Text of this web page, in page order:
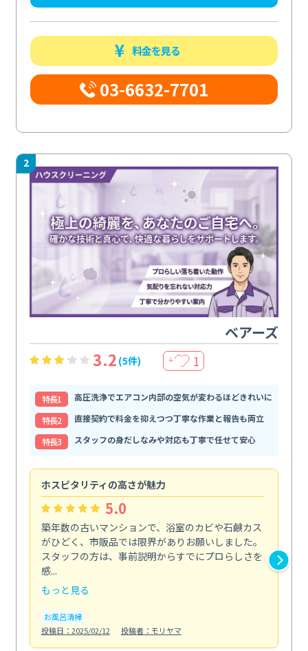
料金を見る
03-6632-7701
2
ベアーズ
3.2 (5件) ＋ 1
特⻑1
高圧洗浄でエアコン内部の空気が変わるほどきれいに
特⻑2
直接契約で料金を抑えつつ丁寧な作業と報告も両立
特⻑3
スタッフの身だしなみや対応も丁寧で任せて安心
ホスピタリティの高さが魅力
5.0
築年数の古いマンションで、浴室のカビや石鹸カス
がひどく、市販品では限界がありお願いしました。
スタッフの方は、事前説明からすでにプロらしさを
感...
もっと見る
お風呂清掃
投稿日：2025/02/12
投稿者：モリヤマ